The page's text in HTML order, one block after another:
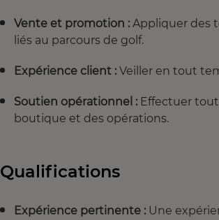
Vente et promotion : Appliquer des
liés au parcours de golf.
Expérience client : Veiller en tout
Soutien opérationnel : Effectuer
boutique et des opérations.
Qualifications
Expérience pertinente : Une